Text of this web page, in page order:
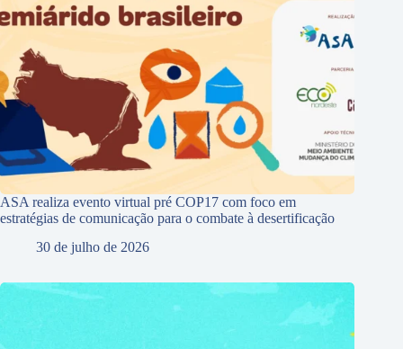
ASA realiza evento virtual pré COP17 com foco em
estratégias de comunicação para o combate à desertificação
30 de julho de 2026